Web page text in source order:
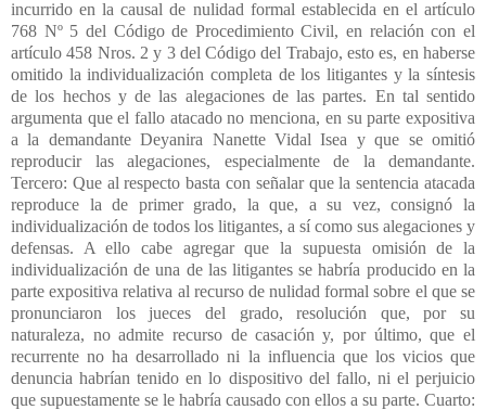
incurrido en la causal de nulidad formal establecida en el artículo
768 Nº 5 del Código de Procedimiento Civil, en relación con el
artículo 458 Nros. 2 y 3 del Código del Trabajo, esto es, en haberse
omitido la individualización completa de los litigantes y la síntesis
de los hechos y de las alegaciones de las partes. En tal sentido
argumenta que el fallo atacado no menciona, en su parte expositiva
a la demandante Deyanira Nanette Vidal Isea y que se omitió
reproducir las alegaciones, especialmente de la demandante.
Tercero: Que al respecto basta con señalar que la sentencia atacada
reproduce la de primer grado, la que, a su vez, consignó la
individualización de todos los litigantes, a sí como sus alegaciones y
defensas. A ello cabe agregar que la supuesta omisión de la
individualización de una de las litigantes se habría producido en la
parte expositiva relativa al recurso de nulidad formal sobre el que se
pronunciaron los jueces del grado, resolución que, por su
naturaleza, no admite recurso de casación y, por último, que el
recurrente no ha desarrollado ni la influencia que los vicios que
denuncia habrían tenido en lo dispositivo del fallo, ni el perjuicio
que supuestamente se le habría causado con ellos a su parte. Cuarto: